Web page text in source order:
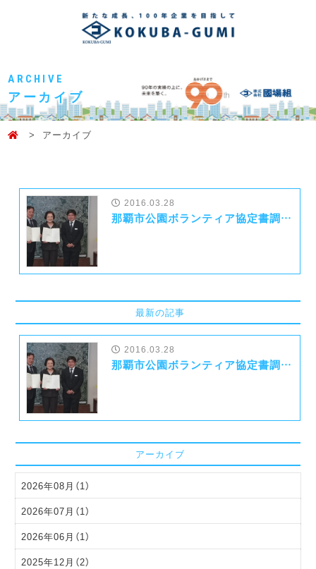
ARCHIVE
アーカイブ
アーカイブ
2016.03.28
那覇市公園ボランティア協定書調印式
最新の記事
2016.03.28
那覇市公園ボランティア協定書調印式
アーカイブ
2026年08月（1）
2026年07月（1）
2026年06月（1）
2025年12月（2）